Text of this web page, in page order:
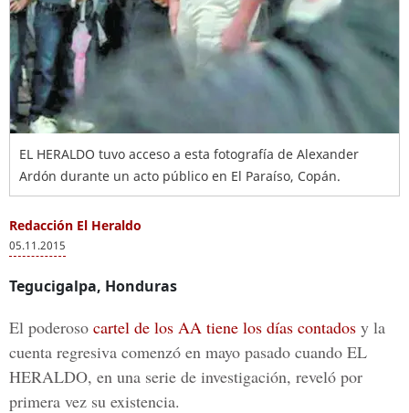
EL HERALDO tuvo acceso a esta fotografía de Alexander
Ardón durante un acto público en El Paraíso, Copán.
Redacción El Heraldo
05.11.2015
Tegucigalpa, Honduras
El poderoso cartel de los AA tiene los días contados y la
cuenta regresiva comenzó en mayo pasado cuando EL
HERALDO, en una serie de investigación, reveló por
primera vez su existencia.